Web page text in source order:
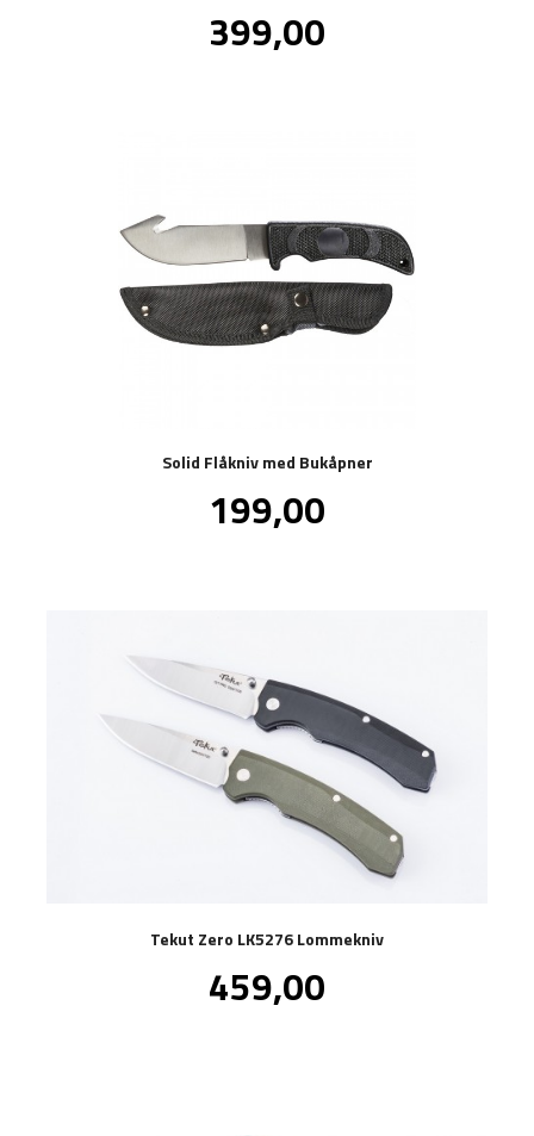
Pris
399,00
Solid Flåkniv med Bukåpner
Pris
199,00
Tekut Zero LK5276 Lommekniv
Pris
459,00